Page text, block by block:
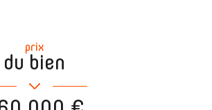
prix
du bien